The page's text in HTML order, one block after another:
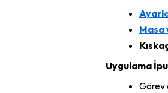
Masa
Uygulama
Görev